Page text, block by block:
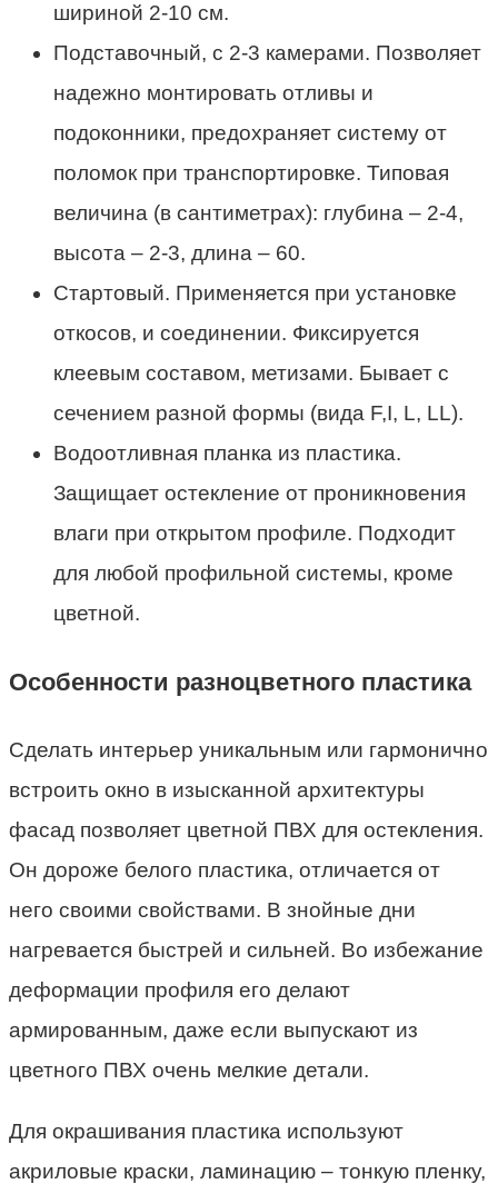
шириной 2-10 см.
Подставочный, с 2-3 камерами. Позволяет
надежно монтировать отливы и
подоконники, предохраняет систему от
поломок при транспортировке. Типовая
величина (в сантиметрах): глубина – 2-4,
высота – 2-3, длина – 60.
Стартовый. Применяется при установке
откосов, и соединении. Фиксируется
клеевым составом, метизами. Бывает с
сечением разной формы (вида F,I, L, LL).
Водоотливная планка из пластика.
Защищает остекление от проникновения
влаги при открытом профиле. Подходит
для любой профильной системы, кроме
цветной.
Особенности разноцветного пластика
Сделать интерьер уникальным или гармонично
встроить окно в изысканной архитектуры
фасад позволяет цветной ПВХ для остекления.
Он дороже белого пластика, отличается от
него своими свойствами. В знойные дни
нагревается быстрей и сильней. Во избежание
деформации профиля его делают
армированным, даже если выпускают из
цветного ПВХ очень мелкие детали.
Для окрашивания пластика используют
акриловые краски, ламинацию – тонкую пленку,